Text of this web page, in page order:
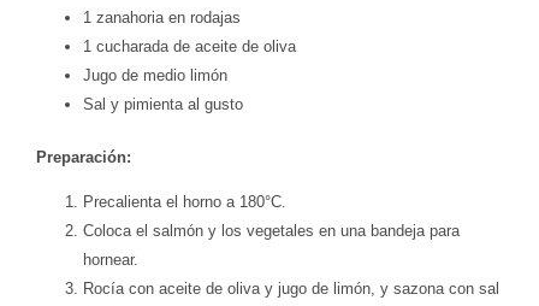
1 zanahoria en rodajas
1 cucharada de aceite de oliva
Jugo de medio limón
Sal y pimienta al gusto
Preparación:
Precalienta el horno a 180°C.
Coloca el salmón y los vegetales en una bandeja para
hornear.
Rocía con aceite de oliva y jugo de limón, y sazona con sal